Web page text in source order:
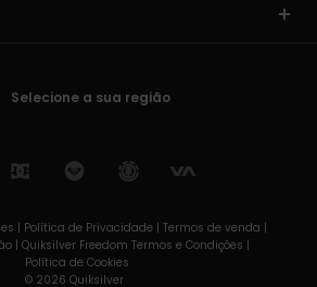
Selecione a sua região
| Política de Privacidade | Termos de venda |
| Quiksilver Freedom Termos e Condições |
Política de Cookies
© 2026 Quiksilver